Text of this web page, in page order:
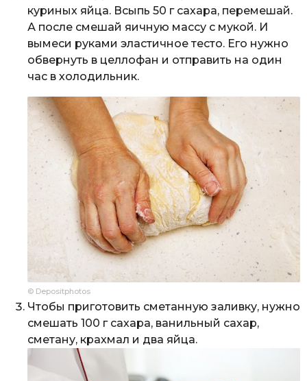
куриных яйца. Всыпь 50 г сахара, перемешай.
А после смешай яичную массу с мукой. И
вымеси руками эластичное тесто. Его нужно
обвернуть в целлофан и отправить на один
час в холодильник.
© Depositphotos
Чтобы приготовить сметанную заливку, нужно
смешать 100 г сахара, ванильный сахар,
сметану, крахмал и два яйца.